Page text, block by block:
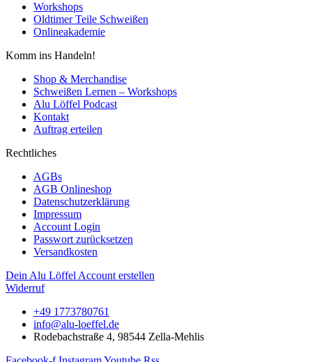
Workshops
Oldtimer Teile Schweißen
Onlineakademie
Komm ins Handeln!
Shop & Merchandise
Schweißen Lernen – Workshops
Alu Löffel Podcast
Kontakt
Auftrag erteilen
Rechtliches
AGBs
AGB Onlineshop
Datenschutzerklärung
Impressum
Account Login
Passwort zurücksetzen
Versandkosten
Dein Alu Löffel Account erstellen
Widerruf
+49 1773780761
info@alu-loeffel.de
Rodebachstraße 4, 98544 Zella-Mehlis